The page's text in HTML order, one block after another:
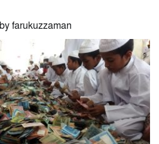
byfarukuzzaman